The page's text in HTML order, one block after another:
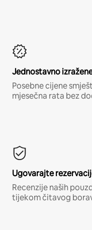
Jednostavno
Posebne cijene
mjesečna rata bez
Ugovarajte
Recenzije naših
tijekom čitavog